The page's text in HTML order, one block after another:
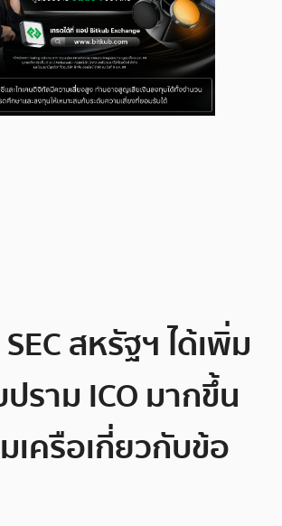
สหรัฐฯ ได้เพิ่ม
ราม ICO มากขึ้น
ครือเกี่ยวกับข้อ